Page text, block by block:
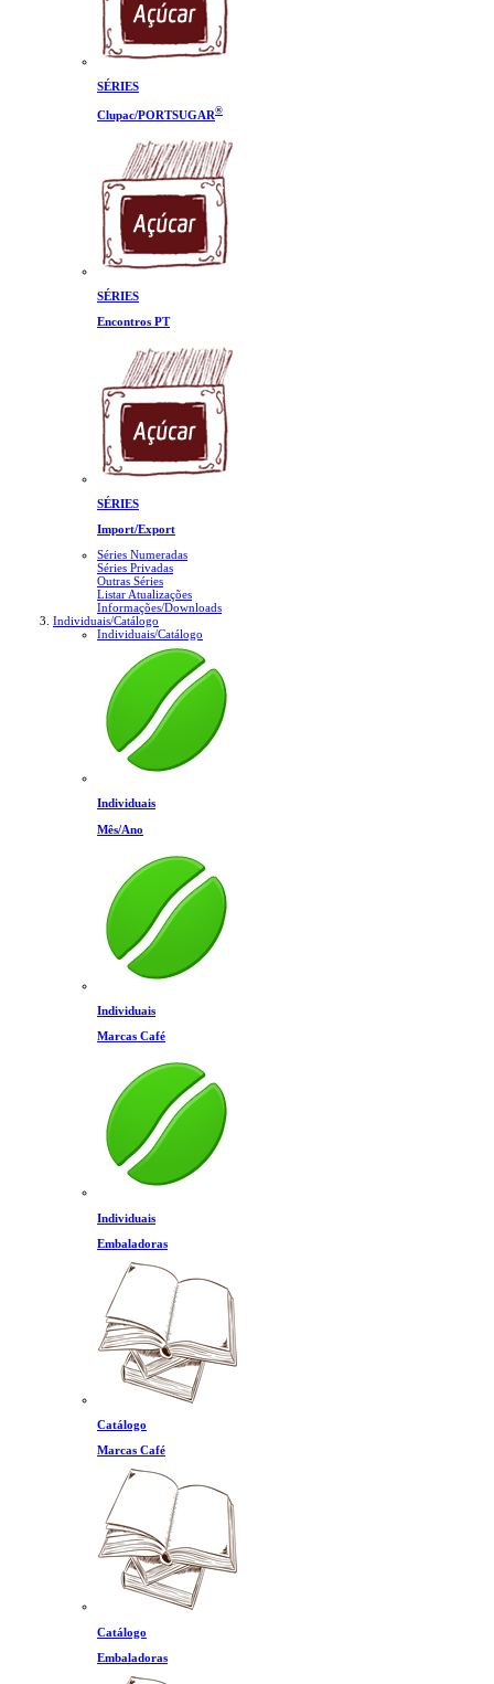
SÉRIES
Clupac/PORTSUGAR®
SÉRIES
Encontros PT
SÉRIES
Import/Export
Séries Numeradas
Séries Privadas
Outras Séries
Listar Atualizações
Informações/Downloads
Individuais/Catálogo
Individuais/Catálogo
Individuais
Mês/Ano
Individuais
Marcas Café
Individuais
Embaladoras
Catálogo
Marcas Café
Catálogo
Embaladoras